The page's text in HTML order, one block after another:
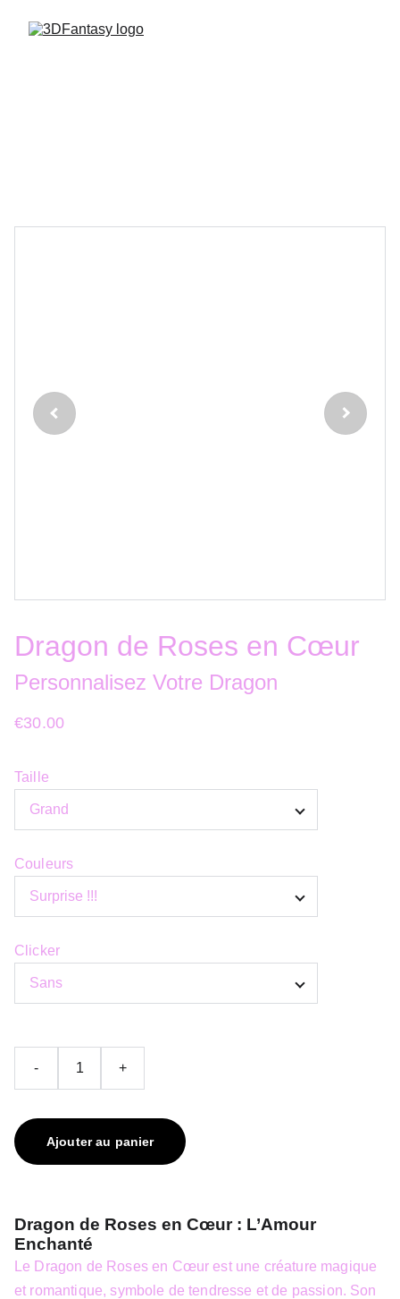
Dragon de Roses en Cœur
Personnalisez Votre Dragon
€30.00
Taille
Couleurs
Clicker
- +
Ajouter au panier
Dragon de Roses en Cœur : L’Amour
Enchanté
Le Dragon de Roses en Cœur est une créature magique
et romantique, symbole de tendresse et de passion. Son